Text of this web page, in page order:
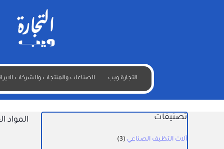
التجارة ويب الصناعات والمنتجات والشركات
تصنيفات
آلات التظيف الصناعي (3)
المواد